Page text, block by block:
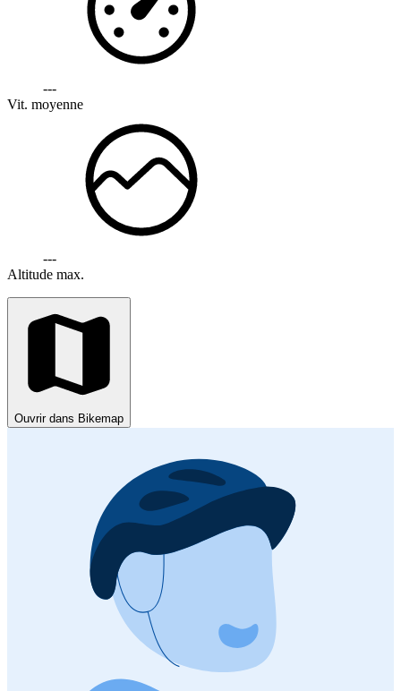
---
Vit. moyenne
---
Altitude max.
Ouvrir dans Bikemap